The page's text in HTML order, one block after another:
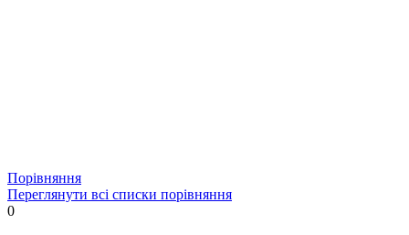
Порівняння
Переглянути всі списки порівняння
0